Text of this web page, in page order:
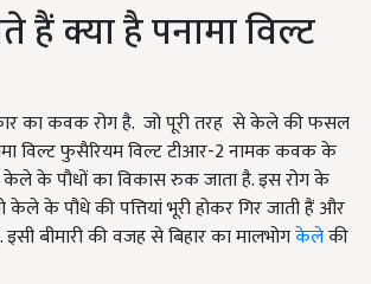
क्या है पनामा विल्ट
का कवक रोग है. जो पूरी तरह से केले की फसल
विल्ट फुसैरियम विल्ट टीआर-2नामक कवक के
केले के पौधों का विकास रुक जाता है. इस रोग के
केले के पौधे की पत्तियां भूरी होकर गिर जाती हैं और
बीमारी की वजह से बिहार का मालभोगकेलेकी